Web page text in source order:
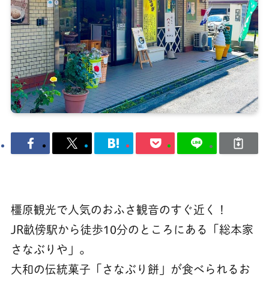
橿原観光で人気のおふさ観音のすぐ近く！
JR畝傍駅から徒歩10分のところにある「総本家
さなぶりや」。
大和の伝統菓子「さなぶり餅」が食べられるお